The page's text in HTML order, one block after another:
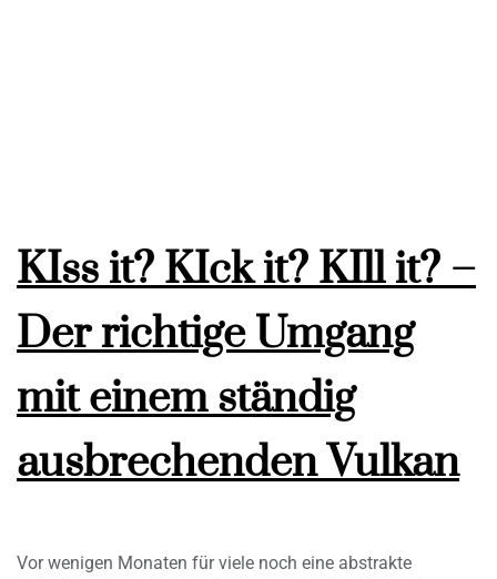
KIss it? KIck it? KIll it? –
Der richtige Umgang
mit einem ständig
ausbrechenden Vulkan
Vor wenigen Monaten für viele noch eine abstrakte